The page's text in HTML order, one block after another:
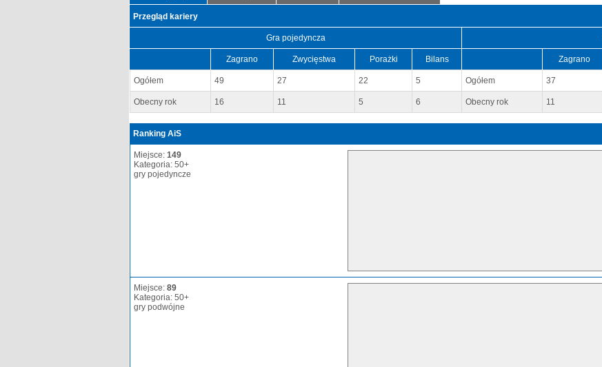
Przegląd kariery
Gra pojedyncza
Zagrano Zwycięstwa Porażki Bilans Zagrano
Ogółem 49 27 22 5 Ogółem 37
Obecny rok 16 11 5 6 Obecny rok 11
Ranking AiS
Miejsce: 149
Kategoria: 50+
gry pojedyncze
Miejsce: 89
Kategoria: 50+
gry podwójne